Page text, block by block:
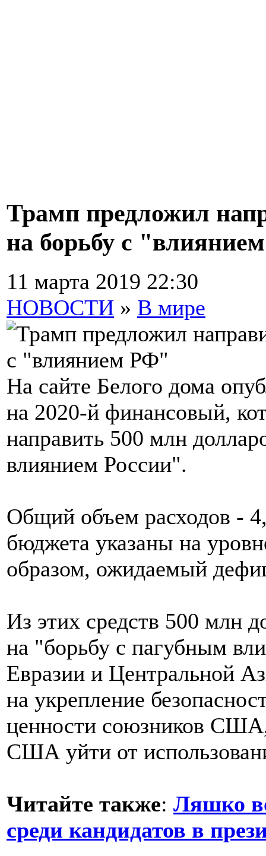
Трамп предложил
на борьбу с
11 марта 2019 22:30
НОВОСТИ » В мире
На сайте Белого дома
на 2020-й финансовый,
направить 500 млн
влиянием России".
Общий объем расходов -
бюджета указаны на
образом, ожидаемый
Из этих средств 500 млн
на "борьбу с пагубным
Евразии и Центральной
на укрепление
ценности союзников
США уйти от
Читайте также: Ляшко
среди кандидатов в